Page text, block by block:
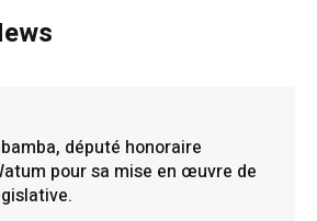
député honoraire
pour sa mise en œuvre de